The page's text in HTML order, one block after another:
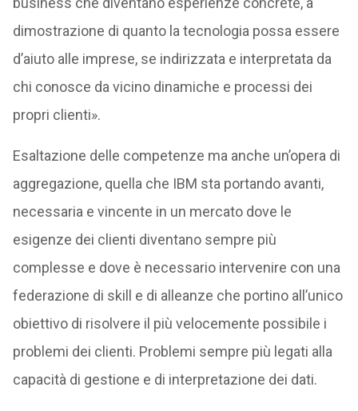
dimostrazione di quanto la tecnologia possa essere
d’aiuto alle imprese, se indirizzata e interpretata da
chi conosce da vicino dinamiche e processi dei
propri clienti».
Esaltazione delle competenze ma anche un’opera di
aggregazione, quella che IBM sta portando avanti,
necessaria e vincente in un mercato dove le
esigenze dei clienti diventano sempre più
complesse e dove è necessario intervenire con una
federazione di skill e di alleanze che portino all’unico
obiettivo di risolvere il più velocemente possibile i
problemi dei clienti. Problemi sempre più legati alla
capacità di gestione e di interpretazione dei dati.